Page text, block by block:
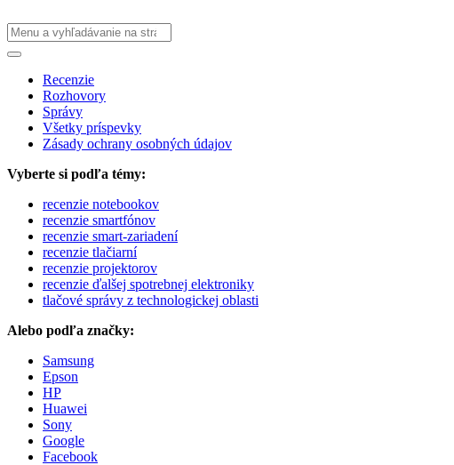
Recenzie
Rozhovory
Správy
Všetky príspevky
Zásady ochrany osobných údajov
Vyberte si podľa témy:
recenzie notebookov
recenzie smartfónov
recenzie smart-zariadení
recenzie tlačiarní
recenzie projektorov
recenzie ďalšej spotrebnej elektroniky
tlačové správy z technologickej oblasti
Alebo podľa značky:
Samsung
Epson
HP
Huawei
Sony
Google
Facebook